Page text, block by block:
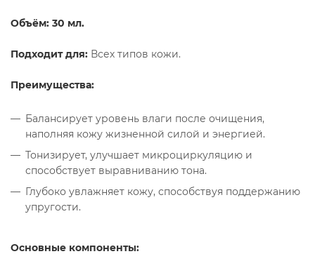
Объём: 30 мл.
Подходит для: Всех типов кожи.
Преимущества:
Балансирует уровень влаги после очищения,
наполняя кожу жизненной силой и энергией.
Тонизирует, улучшает микроциркуляцию и
способствует выравниванию тона.
Глубоко увлажняет кожу, способствуя поддержанию
упругости.
Основные компоненты: